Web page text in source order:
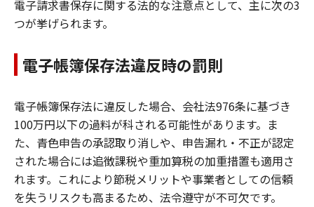
電子請求書保存に関する法的な注意点として、主に次の3
つが挙げられます。
電子帳簿保存法違反時の罰則
電子帳簿保存法に違反した場合、会社法976条に基づき
100万円以下の過料が科される可能性があります。ま
た、青色申告の承認取り消しや、申告漏れ・不正が認定
された場合には追徴課税や重加算税の加重措置も適用さ
れます。これにより節税メリットや事業者としての信頼
を失うリスクも高まるため、法令遵守が不可欠です。